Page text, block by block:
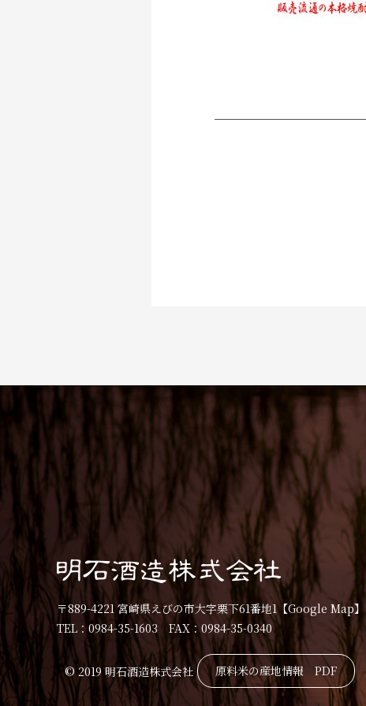
〒889-4221 宮崎県えびの市大字栗下61番地1【Google Map】
TEL：0984-35-1603 FAX：0984-35-0340
© 2019 明石酒造株式会社 原料米の産地情報 PDF